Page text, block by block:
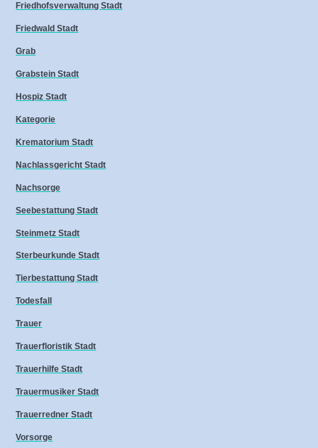
Friedhofsverwaltung Stadt
Friedwald Stadt
Grab
Grabstein Stadt
Hospiz Stadt
Kategorie
Krematorium Stadt
Nachlassgericht Stadt
Nachsorge
Seebestattung Stadt
Steinmetz Stadt
Sterbeurkunde Stadt
Tierbestattung Stadt
Todesfall
Trauer
Trauerfloristik Stadt
Trauerhilfe Stadt
Trauermusiker Stadt
Trauerredner Stadt
Vorsorge